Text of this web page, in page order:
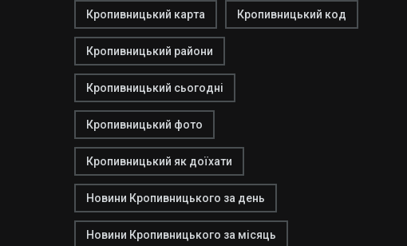
Кропивницький карта Кропивницький код
Кропивницький райони
Кропивницький сьогодні
Кропивницький фото
Кропивницький як доїхати
Новини Кропивницького за день
Новини Кропивницького за місяць